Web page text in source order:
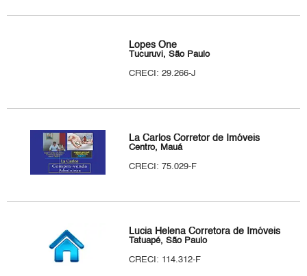
Lopes One
Tucuruvi, São Paulo
CRECI: 29.266-J
La Carlos Corretor de Imóveis
Centro, Mauá
CRECI: 75.029-F
Lucia Helena Corretora de Imóveis
Tatuapé, São Paulo
CRECI: 114.312-F